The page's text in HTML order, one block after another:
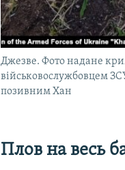
Джезве. Фото надане
військовослужбовцем
позивним Хан
Плов на весь